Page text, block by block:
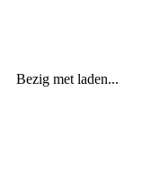
Bezig met laden...